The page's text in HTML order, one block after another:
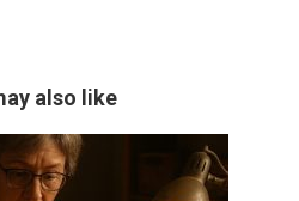
also like